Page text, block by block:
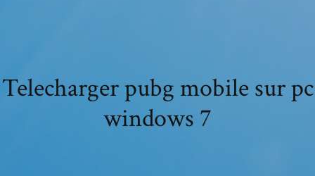
Telecharger pubg mobile sur pc
windows 7